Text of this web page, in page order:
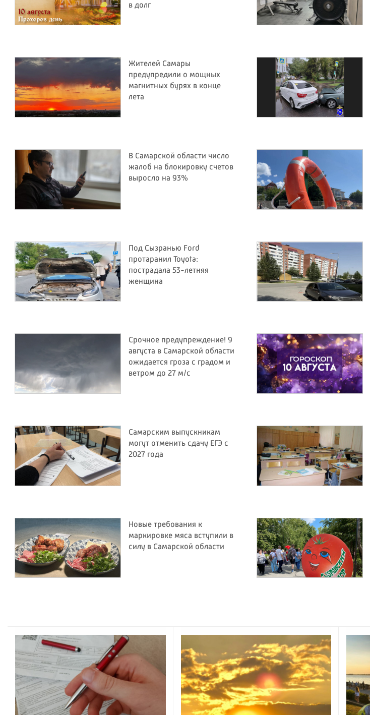
в долг
Жителей Самары
предупредили о мощных
магнитных бурях в конце
лета
В Самарской области число
жалоб на блокировку счетов
выросло на 93%
Под Сызранью Ford
протаранил Toyota:
пострадала 53-летняя
женщина
Срочное предупреждение! 9
августа в Самарской области
ожидается гроза с градом и
ветром до 27 м/с
Самарским выпускникам
могут отменить сдачу ЕГЭ с
2027 года
Новые требования к
маркировке мяса вступили в
силу в Самарской области